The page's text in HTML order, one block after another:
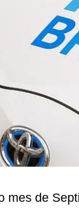
mes de